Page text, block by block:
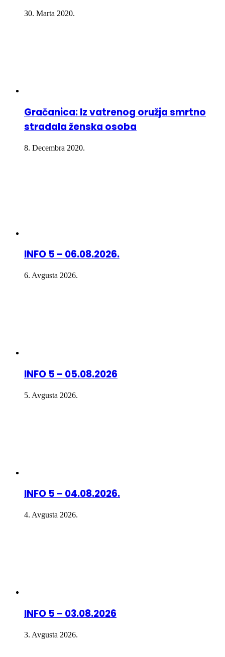
30. Marta 2020.
Gračanica: Iz vatrenog oružja smrtno
stradala ženska osoba
8. Decembra 2020.
INFO 5 – 06.08.2026.
6. Avgusta 2026.
INFO 5 – 05.08.2026
5. Avgusta 2026.
INFO 5 – 04.08.2026.
4. Avgusta 2026.
INFO 5 – 03.08.2026
3. Avgusta 2026.